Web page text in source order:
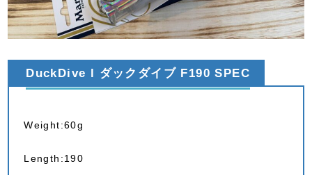
DuckDive l ダックダイブ F190 SPEC
Weight:60g
Length:190